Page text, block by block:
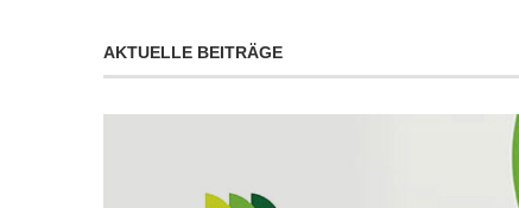
AKTUELLE BEITRÄGE